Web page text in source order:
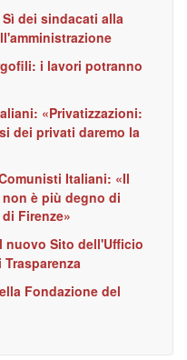
dei sindacati alla
i lavori potranno
«Privatizzazioni:
dei privati daremo la
Italiani: «Il
è più degno di
Firenze»
nuovo Sito dell'Ufficio
Fondazione del